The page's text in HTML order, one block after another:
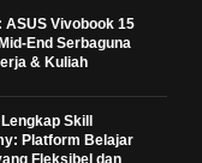
ASUS Vivobook 15
End Serbaguna
& Kuliah
Skill
Platform Belajar
Fleksibel dan